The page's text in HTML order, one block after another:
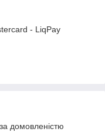
- LiqPay
домовленістю